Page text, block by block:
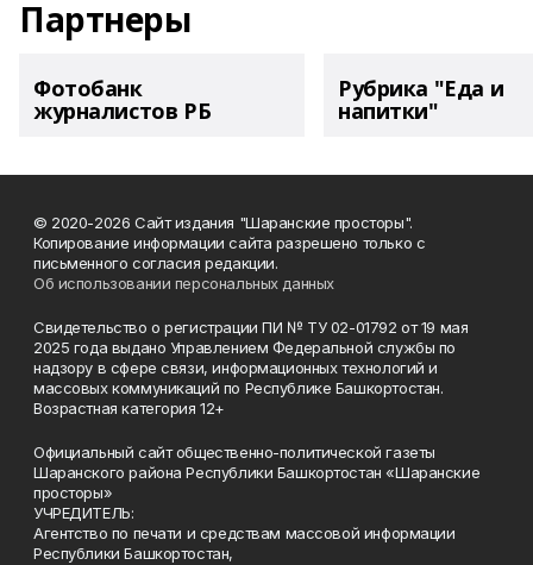
Партнеры
Фотобанк
журналистов РБ
Рубрика "Еда и
напитки"
© 2020-2026 Сайт издания "Шаранские просторы".
Копирование информации сайта разрешено только с
письменного согласия редакции.
Об использовании персональных данных
Свидетельство о регистрации ПИ № ТУ 02-01792 от 19 мая
2025 года выдано Управлением Федеральной службы по
надзору в сфере связи, информационных технологий и
массовых коммуникаций по Республике Башкортостан.
Возрастная категория 12+
Официальный сайт общественно-политической газеты
Шаранского района Республики Башкортостан «Шаранские
просторы»
УЧРЕДИТЕЛЬ:
Агентство по печати и средствам массовой информации
Республики Башкортостан,